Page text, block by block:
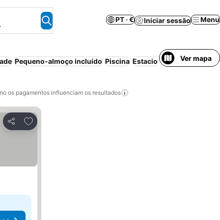
PT · € Iniciar sessão Menu
Pequeno-almoço incluído Piscina EstacionamentoVer mapa
os pagamentos influenciam os resultados
Partilhar
Adicionar aos favoritos